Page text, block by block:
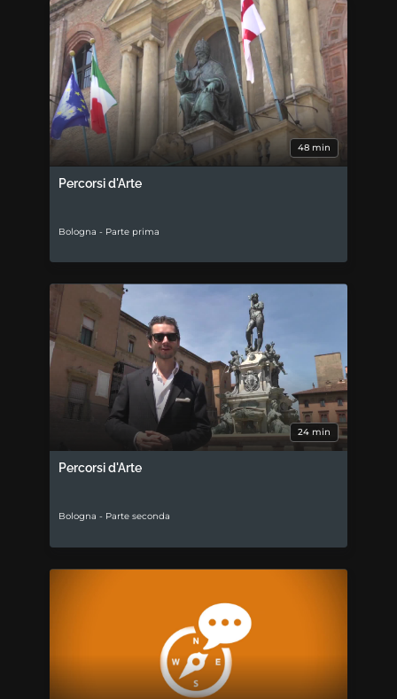
48 min
Percorsi d'Arte
Bologna - Parte prima
24 min
Percorsi d'Arte
Bologna - Parte seconda